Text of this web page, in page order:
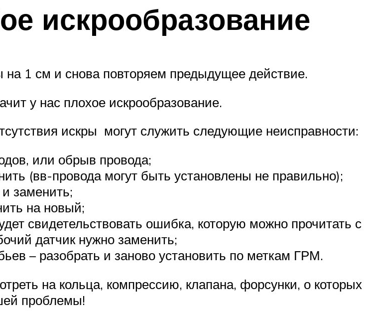
искрообразование
на 1 см и снова повторяем предыдущее действие.
у нас плохое искрообразование.
искры могут служить следующие неисправности:
или обрыв провода;
(вв-провода могут быть установлены не правильно);
заменить;
на новый;
свидетельствовать ошибка, которую можно прочитать с
датчик нужно заменить;
– разобрать и заново установить по меткам ГРМ.
на кольца, компрессию, клапана, форсунки, о которых
проблемы!